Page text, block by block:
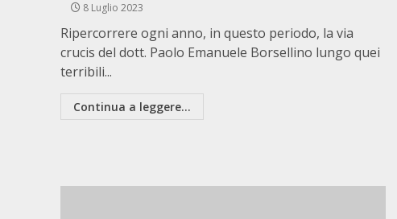
8 Luglio 2023
Ripercorrere ogni anno, in questo periodo, la via
crucis del dott. Paolo Emanuele Borsellino lungo quei
terribili...
Continua a leggere...